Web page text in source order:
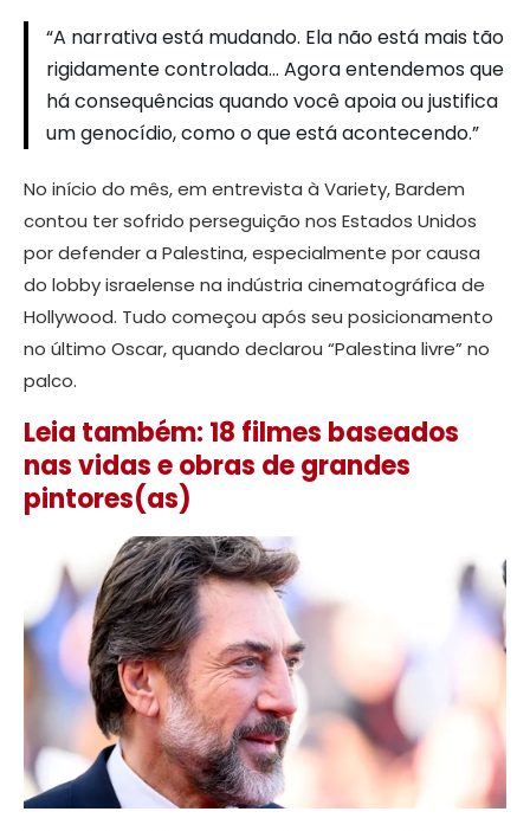
“A narrativa está mudando. Ela não está mais tão
rigidamente controlada… Agora entendemos que
há consequências quando você apoia ou justifica
um genocídio, como o que está acontecendo.”
No início do mês, em entrevista à Variety, Bardem
contou ter sofrido perseguição nos Estados Unidos
por defender a Palestina, especialmente por causa
do lobby israelense na indústria cinematográfica de
Hollywood. Tudo começou após seu posicionamento
no último Oscar, quando declarou “Palestina livre” no
palco.
Leia também: 18 filmes baseados
nas vidas e obras de grandes
pintores(as)